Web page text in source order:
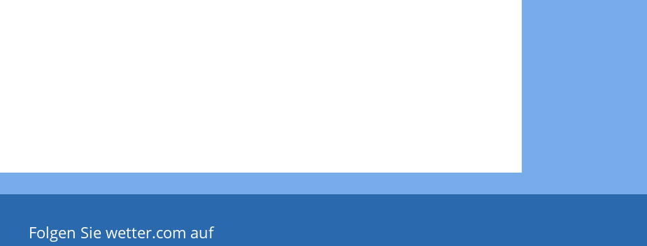
Folgen Sie wetter.com auf